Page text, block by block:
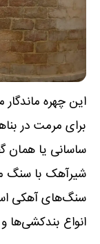
این چهره
برای مرمت در
ساسانی یا همان
شیرآهک با سنگ
سنگ‌های آهکی
انواع بندکشی‌ها